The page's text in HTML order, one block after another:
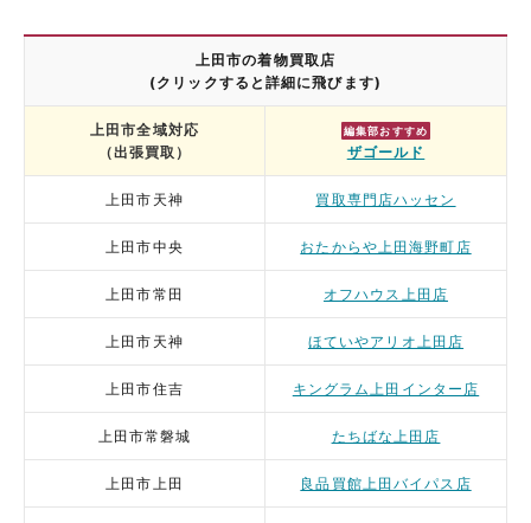
上田市の着物買取店
(クリックすると詳細に飛びます)
上田市全域対応
（出張買取）
編集部おすすめ
ザゴールド
上田市天神 買取専門店ハッセン
上田市中央 おたからや上田海野町店
上田市常田 オフハウス上田店
上田市天神 ほていやアリオ上田店
上田市住吉 キングラム上田インター店
上田市常磐城 たちばな上田店
上田市上田 良品買館上田バイパス店